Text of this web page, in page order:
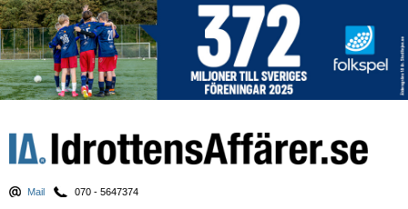
Mail 070 - 5647374